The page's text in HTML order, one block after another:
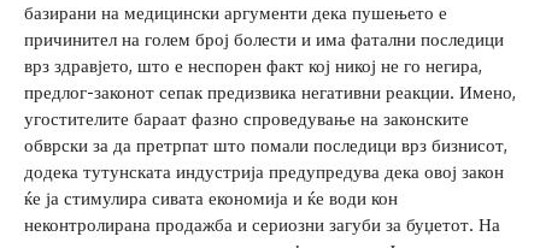
базирани на медицински аргументи дека пушењето е
причинител на голем број болести и има фатални последици
врз здравјето, што е неспорен факт кој никој не го негира,
предлог-законот сепак предизвика негативни реакции. Имено,
угостителите бараат фазно спроведување на законските
обврски за да претрпат што помали последици врз бизнисот,
додека тутунската индустрија предупредува дека овој закон
ќе ја стимулира сивата економија и ќе води кон
неконтролирана продажба и сериозни загуби за буџетот. На